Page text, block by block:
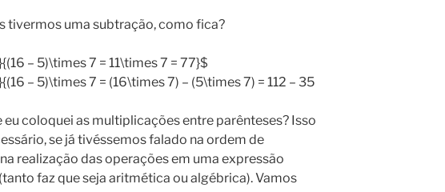
tivermos uma subtração, como fica?
– 5)\times 7 = 11\times 7 = 77}$
– 5)\times 7 = (16\times 7) – (5\times 7) = 112 – 35
eu coloquei as multiplicações entre parênteses? Isso
se já tivéssemos falado na ordem de
realização das operações em uma expressão
faz que seja aritmética ou algébrica). Vamos